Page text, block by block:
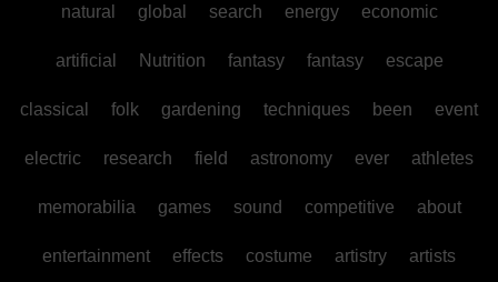
natural global search energy economic
artificial Nutrition fantasy fantasy escape
classical folk gardening techniques been event
electric research field astronomy ever athletes
memorabilia games sound competitive about
entertainment effects costume artistry artists